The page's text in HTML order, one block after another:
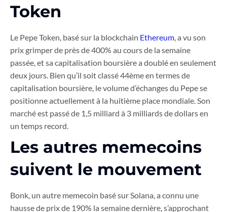
Token
Le Pepe Token, basé sur la blockchain Ethereum, a vu son
prix grimper de près de 400% au cours de la semaine
passée, et sa capitalisation boursière a doublé en seulement
deux jours. Bien qu’il soit classé 44ème en termes de
capitalisation boursière, le volume d’échanges du Pepe se
positionne actuellement à la huitième place mondiale. Son
marché est passé de 1,5 milliard à 3 milliards de dollars en
un temps record.
Les autres memecoins
suivent le mouvement
Bonk, un autre memecoin basé sur Solana, a connu une
hausse de prix de 190% la semaine dernière, s’approchant